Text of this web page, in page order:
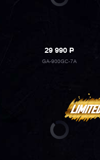
29 990P
GA-900GC-7A